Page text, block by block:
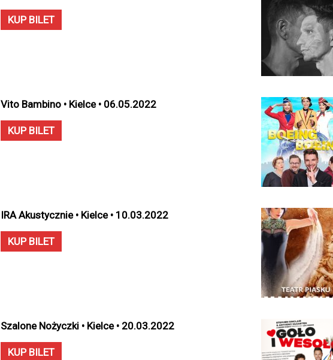
KUP BILET
Vito Bambino • Kielce • 06.05.2022
KUP BILET
IRA Akustycznie • Kielce • 10.03.2022
KUP BILET
Szalone Nożyczki • Kielce • 20.03.2022
KUP BILET